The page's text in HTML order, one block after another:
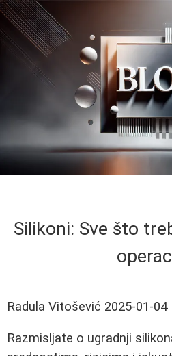
Silikoni: Sve što
Radula Vitošević 2025-01-04
Razmisljate o ugradnji